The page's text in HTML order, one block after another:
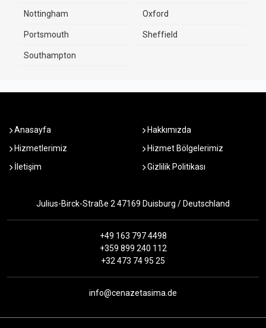
Nottingham Oxford
Portsmouth Sheffield
Southampton
Anasayfa
Hakkımızda
Hizmetlerimiz
Hizmet Bölgelerimiz
İletişim
Gizlilik Politikası
Julius-Birck-Straße 2 47169 Duisburg / Deutschland
+49 163 797 4498
+359 899 240 112
+32 473 74 95 25
info@cenazetasima.de